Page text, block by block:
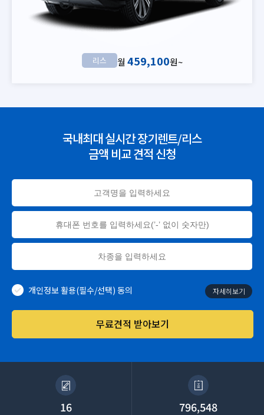
리스 월 459,100원~
국내최대 실시간 장기렌트/리스
금액 비교 견적 신청
개인정보 활용(필수/선택) 동의 자세히보기
무료견적 받아보기
16 796,548